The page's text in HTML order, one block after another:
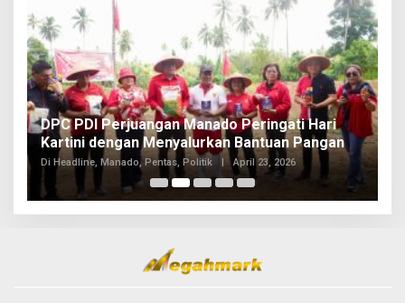
DPC PDI Perjuangan Manado Peringati Hari
Kartini dengan Menyalurkan Bantuan Pangan
Di Headline, Manado, Pentas, Politik | April 23, 2026